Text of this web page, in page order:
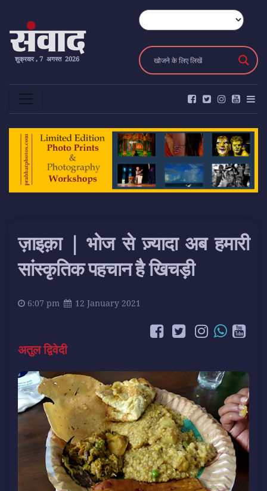
शुक्रवार , 7 अगस्त 2026
ज़ाइक़ा | भोज से ज़्यादा अब हमारी
सांस्कृतिक पहचान है खिचड़ी
6:07 pm 12 January 2021
अतुल द्विवेदी